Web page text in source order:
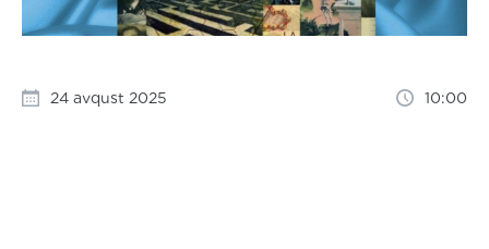
24 avqust 2025 10:00